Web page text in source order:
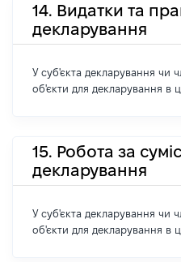
14. Видатки та
декларування
У суб'єкта декларування чи
об'єкти для декларування в
15. Робота за
декларування
У суб'єкта декларування чи
об'єкти для декларування в